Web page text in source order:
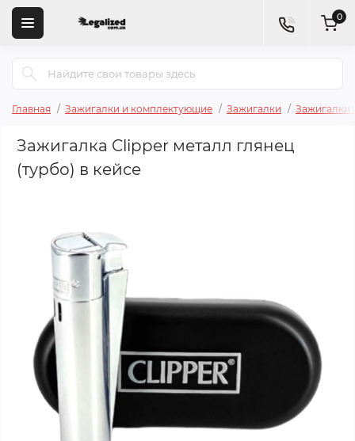
0
Главная Зажигалки и комплектующие Зажигалки Зажигалки
Зажигалка Clipper металл глянец
(турбо) в кейсе